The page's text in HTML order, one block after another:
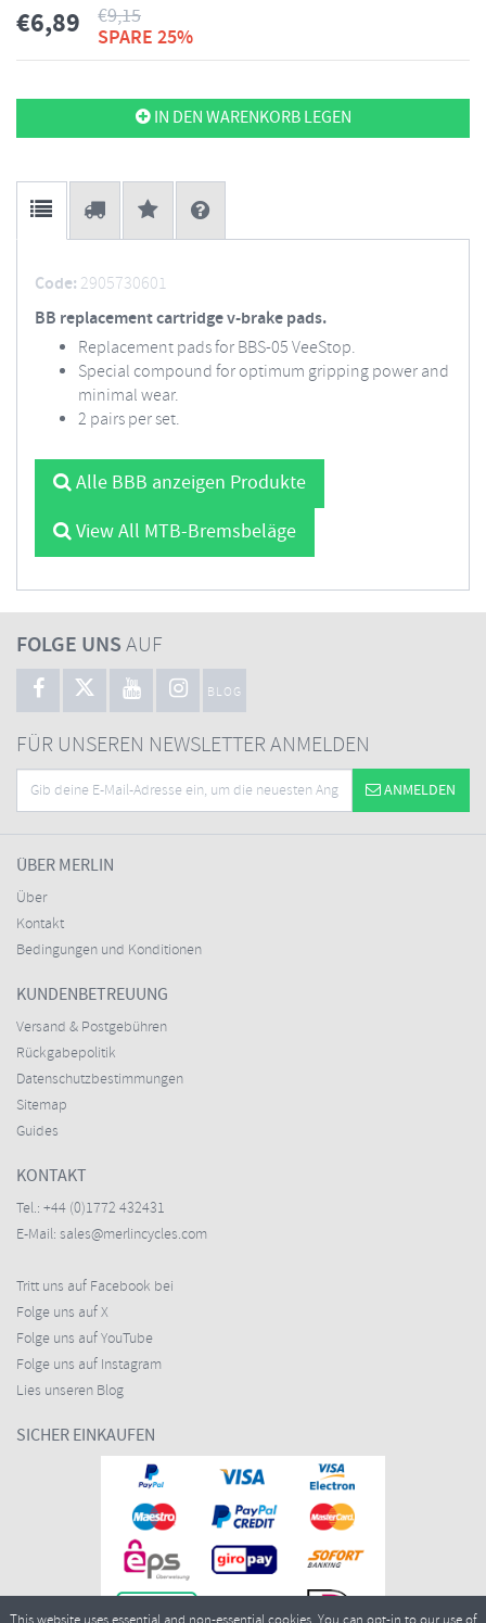
€6,89 €9,15
SPARE 25%
IN DEN WARENKORB LEGEN
Code: 2905730601
BB replacement cartridge v-brake pads.
Replacement pads for BBS-05 VeeStop.
Special compound for optimum gripping power and
minimal wear.
2 pairs per set.
Alle BBB anzeigen Produkte
View All MTB-Bremsbeläge
FOLGE UNSAUF
BLOG
FÜR UNSEREN NEWSLETTER ANMELDEN
ANMELDEN
ÜBER MERLIN
Über
Kontakt
Bedingungen und Konditionen
KUNDENBETREUUNG
Versand & Postgebühren
Rückgabepolitik
Datenschutzbestimmungen
Sitemap
Guides
KONTAKT
Tel.: +44 (0)1772 432431
E-Mail: sales@merlincycles.com
Tritt uns auf Facebook bei
Folge uns auf X
Folge uns auf YouTube
Folge uns auf Instagram
Lies unseren Blog
SICHER EINKAUFEN